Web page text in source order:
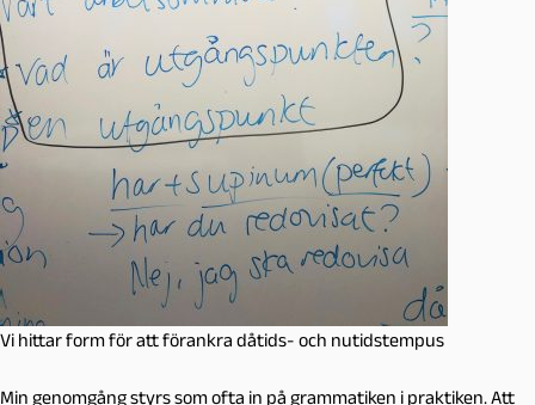
Vi hittar form för att förankra dåtids- och nutidstempus
Min genomgång styrs som ofta in på grammatiken i praktiken. Att